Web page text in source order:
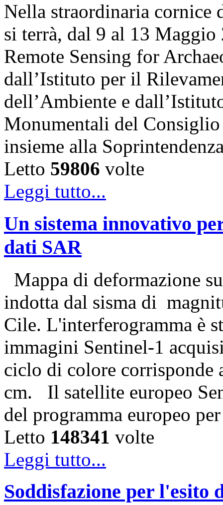
Nella straordinaria cornice
si terrà, dal 9 al 13
Remote Sensing for
dall’Istituto per il
dell’Ambiente e
Monumentali del
insieme alla
Letto 59806 volte
Leggi tutto...
Un sistema innovativo
dati SAR
Mappa di deformazione
indotta dal sisma di
Cile. L'interferogramma è
immagini Sentinel-1
ciclo di colore corrisponde
cm. Il satellite europeo
del programma europeo
Letto 148341 volte
Leggi tutto...
Soddisfazione per l'esito